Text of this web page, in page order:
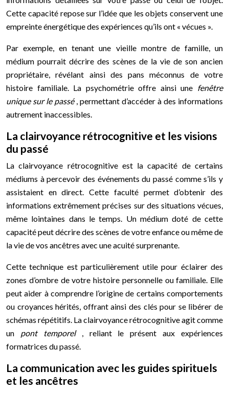
Cette capacité repose sur l’idée que les objets conservent une
empreinte énergétique des expériences qu’ils ont « vécues ».
Par exemple, en tenant une vieille montre de famille, un
médium pourrait décrire des scènes de la vie de son ancien
propriétaire, révélant ainsi des pans méconnus de votre
histoire familiale. La psychométrie offre ainsi une fenêtre
unique sur le passé, permettant d’accéder à des informations
autrement inaccessibles.
La clairvoyance rétrocognitive et les visions
du passé
La clairvoyance rétrocognitive est la capacité de certains
médiums à percevoir des événements du passé comme s’ils y
assistaient en direct. Cette faculté permet d’obtenir des
informations extrêmement précises sur des situations vécues,
même lointaines dans le temps. Un médium doté de cette
capacité peut décrire des scènes de votre enfance ou même de
la vie de vos ancêtres avec une acuité surprenante.
Cette technique est particulièrement utile pour éclairer des
zones d’ombre de votre histoire personnelle ou familiale. Elle
peut aider à comprendre l’origine de certains comportements
ou croyances hérités, offrant ainsi des clés pour se libérer de
schémas répétitifs. La clairvoyance rétrocognitive agit comme
un pont temporel , reliant le présent aux expériences
formatrices du passé.
La communication avec les guides spirituels
et les ancêtres